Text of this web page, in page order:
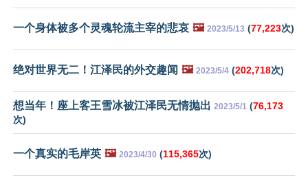
一个身体被多个灵魂轮流主宰的悲哀 🖼️ 2023/5/13 (77,223次)
绝对世界无二！江泽民的外交趣闻 🖼️ 2023/5/4 (202,718次)
想当年！座上客王雪冰被江泽民无情抛出 2023/5/1 (76,173
次)
一个真实的毛岸英 🖼️ 2023/4/30 (115,365次)